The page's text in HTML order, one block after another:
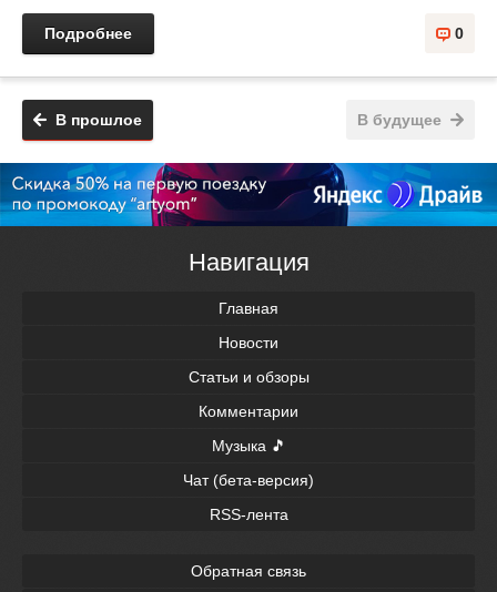
Подробнее 0
В будущее
В прошлое
Навигация
Главная
Новости
Статьи и обзоры
Комментарии
Музыка 🎵
Чат (бета-версия)
RSS-лента
Обратная связь